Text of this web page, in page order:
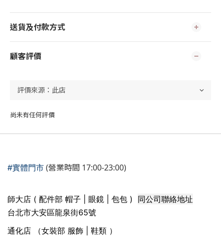
送貨及付款方式
顧客評價
尚未有任何評價
#實體門市 (營業時間 17:00-23:00)
師大店 ( 配件部 帽子 | 眼鏡 | 包包 ) 同公司聯絡地址
台北市大安區龍泉街65號
通化店 （女裝部 服飾 | 鞋類 ）